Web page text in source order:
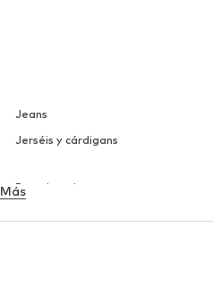
Jeans
Jerséis y cárdigans
Ropa interior
Más